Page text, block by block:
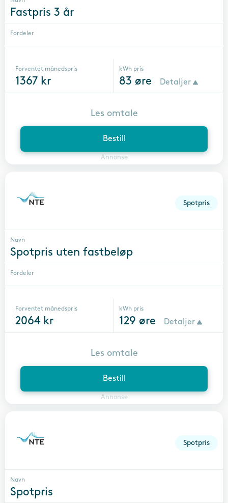
Fastpris 3 år
Fordeler
Forventet månedspris
1367 kr
kWh pris
83 øre Detaljer
Bestill
Annonse
Les omtale
Spotpris
Navn
Spotpris uten fastbeløp
Fordeler
Forventet månedspris
2064kr
kWh pris
129 øre Detaljer
Bestill
Annonse
Les omtale
Spotpris
Navn
Spotpris